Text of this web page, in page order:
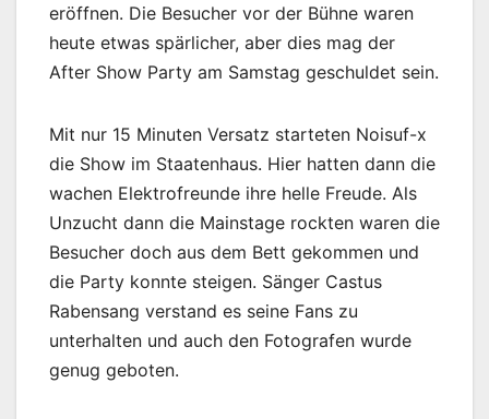
eröffnen. Die Besucher vor der Bühne waren
heute etwas spärlicher, aber dies mag der
After Show Party am Samstag geschuldet sein.
Mit nur 15 Minuten Versatz starteten Noisuf-x
die Show im Staatenhaus. Hier hatten dann die
wachen Elektrofreunde ihre helle Freude. Als
Unzucht dann die Mainstage rockten waren die
Besucher doch aus dem Bett gekommen und
die Party konnte steigen. Sänger Castus
Rabensang verstand es seine Fans zu
unterhalten und auch den Fotografen wurde
genug geboten.